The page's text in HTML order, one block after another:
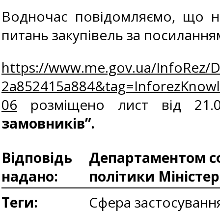
Водночас повідомляємо, що
питань закупівель за
https://www.me.gov.ua/InfoRez/
06 розміщено лист від
замовників”.
Відповідь
надано:
Департаментом
політики
Теги:
Сфера